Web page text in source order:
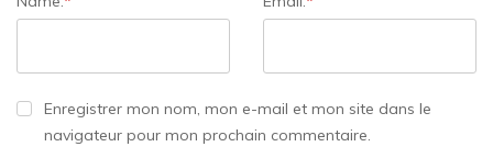
Enregistrer mon nom, mon e-mail et mon site dans le
navigateur pour mon prochain commentaire.